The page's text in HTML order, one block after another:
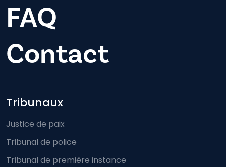
FAQ
Contact
Footer-menu
Tribunaux
Justice de paix
Tribunal de police
Tribunal de première instance